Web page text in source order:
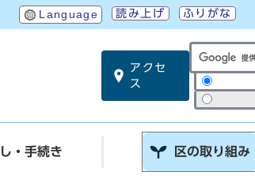
Language 読み上げ ふりがな
アクセ
ス
サイト内
・手続き 区の取り組み